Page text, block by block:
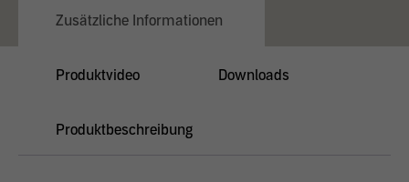
Zusätzliche Informationen
Produktvideo Downloads
Produktbeschreibung